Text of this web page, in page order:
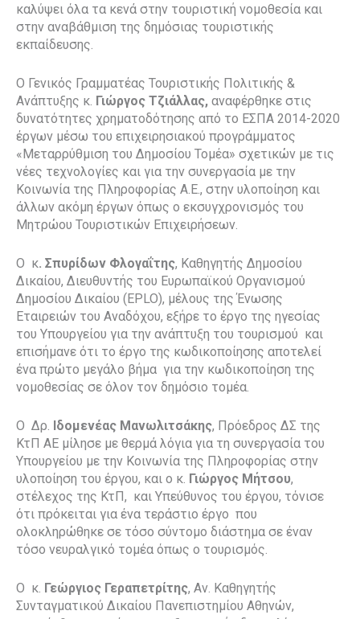
καλύψει όλα τα κενά στην τουριστική νομοθεσία και
στην αναβάθμιση της δημόσιας τουριστικής
εκπαίδευσης.
Ο Γενικός Γραμματέας Τουριστικής Πολιτικής &
Ανάπτυξης κ. Γιώργος Τζιάλλας, αναφέρθηκε στις
δυνατότητες χρηματοδότησης από το ΕΣΠΑ 2014-2020
έργων μέσω του επιχειρησιακού προγράμματος
«Μεταρρύθμιση του Δημοσίου Τομέα» σχετικών με τις
νέες τεχνολογίες και για την συνεργασία με την
Κοινωνία της Πληροφορίας Α.Ε., στην υλοποίηση και
άλλων ακόμη έργων όπως ο εκσυγχρονισμός του
Μητρώου Τουριστικών Επιχειρήσεων.
Ο κ. Σπυρίδων Φλογαΐτης, Καθηγητής Δημοσίου
Δικαίου, Διευθυντής του Ευρωπαϊκού Οργανισμού
Δημοσίου Δικαίου (EPLO), μέλους της Ένωσης
Εταιρειών του Αναδόχου, εξήρε το έργο της ηγεσίας
του Υπουργείου για την ανάπτυξη του τουρισμού και
επισήμανε ότι το έργο της κωδικοποίησης αποτελεί
ένα πρώτο μεγάλο βήμα για την κωδικοποίηση της
νομοθεσίας σε όλον τον δημόσιο τομέα.
Ο Δρ. Ιδομενέας Μανωλιτσάκης, Πρόεδρος ΔΣ της
ΚτΠ ΑΕ μίλησε με θερμά λόγια για τη συνεργασία του
Υπουργείου με την Κοινωνία της Πληροφορίας στην
υλοποίηση του έργου, και ο κ. Γιώργος Μήτσου,
στέλεχος της ΚτΠ, και Υπεύθυνος του έργου, τόνισε
ότι πρόκειται για ένα τεράστιο έργο που
ολοκληρώθηκε σε τόσο σύντομο διάστημα σε έναν
τόσο νευραλγικό τομέα όπως ο τουρισμός.
Ο κ. Γεώργιος Γεραπετρίτης, Αν. Καθηγητής
Συνταγματικού Δικαίου Πανεπιστημίου Αθηνών,